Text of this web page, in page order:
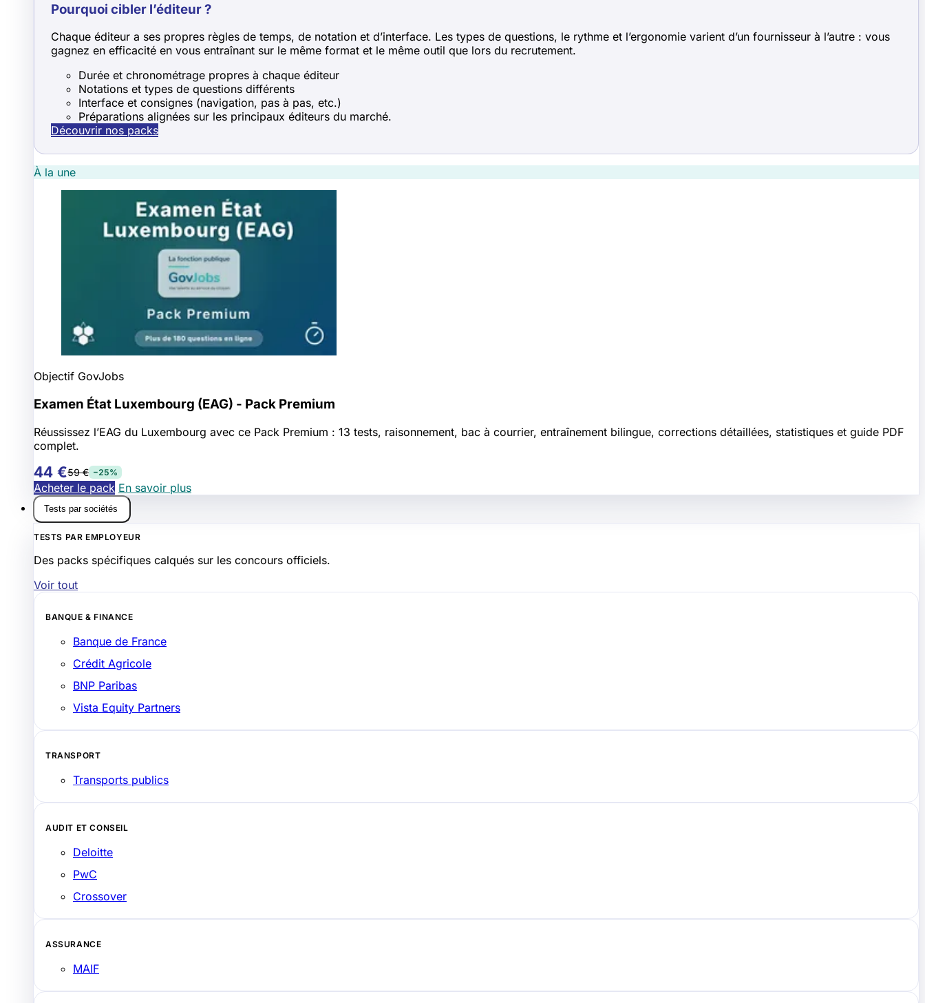
Pourquoi cibler l’éditeur ?
Chaque éditeur a ses propres règles de temps, de notation et d’interface. Les types de questions, le rythme et l’ergonomie varient d’un fournisseur à l’autre : vous
gagnez en efficacité en vous entraînant sur le même format et le même outil que lors du recrutement.
Durée et chronométrage propres à chaque éditeur
Notations et types de questions différents
Interface et consignes (navigation, pas à pas, etc.)
Préparations alignées sur les principaux éditeurs du marché.
Découvrir nos packs
À la une
Objectif GovJobs
Examen État Luxembourg (EAG) - Pack Premium
Réussissez l’EAG du Luxembourg avec ce Pack Premium : 13 tests, raisonnement, bac à courrier, entraînement bilingue, corrections détaillées, statistiques et guide PDF
complet.
44 €59 € −25%
Acheter le pack En savoir plus
Tests par sociétés
TESTS PAR EMPLOYEUR
Des packs spécifiques calqués sur les concours officiels.
Voir tout
BANQUE & FINANCE
Banque de France
Crédit Agricole
BNP Paribas
Vista Equity Partners
TRANSPORT
Transports publics
AUDIT ET CONSEIL
Deloitte
PwC
Crossover
ASSURANCE
MAIF